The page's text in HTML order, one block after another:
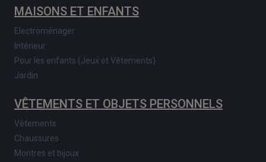
MAISONS ET ENFANTS
Electroménager
Intérieur
Pour les enfants (Jeux et Vêtements)
Jardin
VÊTEMENTS ET OBJETS PERSONNELS
Vêtements
Chaussures
Montres et bijoux